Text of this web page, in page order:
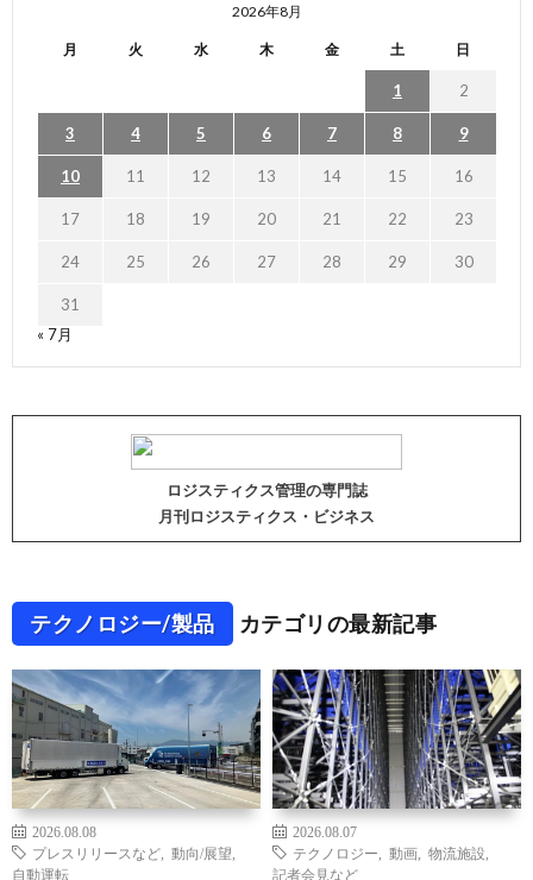
2026年8月
月 火 水 木 金 土 日
1 2
3 4 5 6 7 8 9
10 11 12 13 14 15 16
17 18 19 20 21 22 23
24 25 26 27 28 29 30
31
« 7月
ロジスティクス管理の専門誌
月刊ロジスティクス・ビジネス
テクノロジー/製品 カテゴリの最新記事
2026.08.08
プレスリリースなど
動向/展望
自動運転
2026.08.07
テクノロジー
動画 物流施設
記者会見など